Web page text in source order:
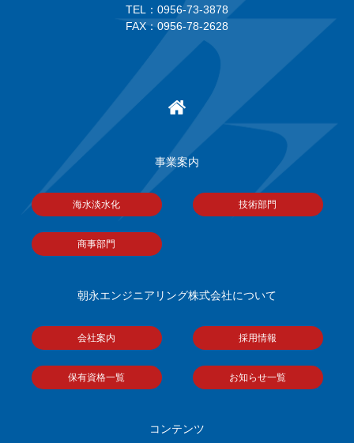
TEL：0956-73-3878
FAX：0956-78-2628
事業案内
海水淡水化 技術部門
商事部門
朝永エンジニアリング株式会社について
会社案内 採用情報
保有資格一覧 お知らせ一覧
コンテンツ